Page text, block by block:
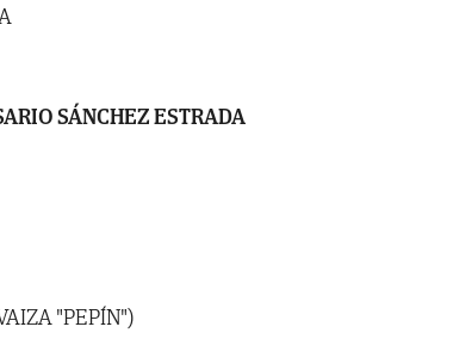
SÁNCHEZ ESTRADA
"PEPÍN")